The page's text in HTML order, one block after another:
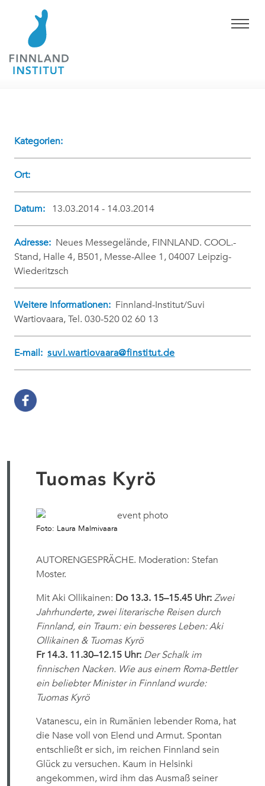
Kategorien:
Ort:
Datum: 13.03.2014 - 14.03.2014
Adresse: Neues Messegelände, FINNLAND. COOL.-
Stand, Halle 4, B501, Messe-Allee 1, 04007 Leipzig-
Wiederitzsch
Weitere Informationen: Finnland-Institut/Suvi
Wartiovaara, Tel. 030-520 02 60 13
E-mail: suvi.wartiovaara@finstitut.de
Tuomas Kyrö
Foto: Laura Malmivaara
AUTORENGESPRÄCHE. Moderation: Stefan
Moster.
Mit Aki Ollikainen: Do 13.3. 15–15.45 Uhr: Zwei
Jahrhunderte, zwei literarische Reisen durch
Finnland, ein Traum: ein besseres Leben: Aki
Ollikainen & Tuomas Kyrö
Fr 14.3. 11.30–12.15 Uhr: Der Schalk im
finnischen Nacken. Wie aus einem Roma-Bettler
ein beliebter Minister in Finnland wurde:
Tuomas Kyrö
Vatanescu, ein in Rumänien lebender Roma, hat
die Nase voll von Elend und Armut. Spontan
entschließt er sich, im reichen Finnland sein
Glück zu versuchen. Kaum in Helsinki
angekommen, wird ihm das Ausmaß seiner